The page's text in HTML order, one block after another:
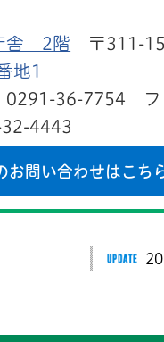
舎 2階 〒311-
地1
0291-36-7754 フ
4443
お問い合わせはこち